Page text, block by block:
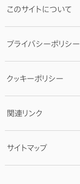
このサイトについて
プライバシーポリシー
クッキーポリシー
関連リンク
サイトマップ